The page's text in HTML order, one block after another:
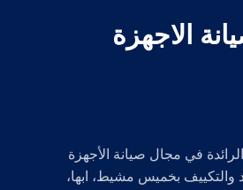
في مجال صيانة الأجهزة
والتكييف بخميس مشيط، ابها،